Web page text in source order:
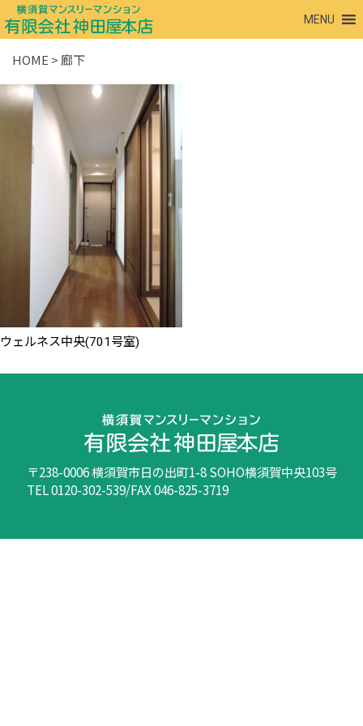
MENU
HOME > 廊下
ウェルネス中央(701号室)
〒238-0006 横須賀市日の出町1-8 SOHO横須賀中央103号
TEL 0120-302-539/FAX 046-825-3719